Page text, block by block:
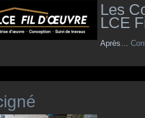
Les
LCE
Après…